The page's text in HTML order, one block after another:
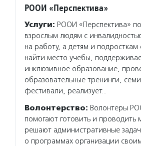
РООИ «Перспектива»
Услуги: РООИ «Перспектива»
взрослым людям с
на работу, а детям и подросткам
найти место учебы,
инклюзивное образование,
образовательные тренинги,
фестивали, реализует…
Волонтерство: Волонтеры
помогают готовить и проводить
решают административные
о программах организации